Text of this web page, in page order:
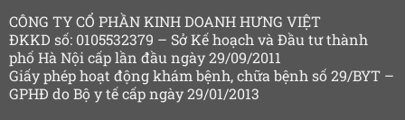
CÔNG TY CỔ PHẦN KINH DOANH HƯNG VIỆT
ĐKKD số: 0105532379 – Sở Kế hoạch và Đầu tư thành
phố Hà Nội cấp lần đầu ngày 29/09/2011
Giấy phép hoạt động khám bệnh, chữa bệnh số 29/BYT –
GPHĐ do Bộ y tế cấp ngày 29/01/2013